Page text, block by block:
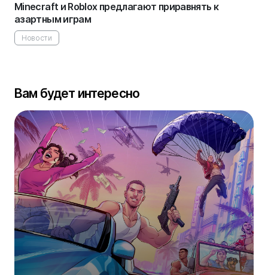
Minecraft и Roblox предлагают приравнять к
азартным играм
Новости
Вам будет интересно